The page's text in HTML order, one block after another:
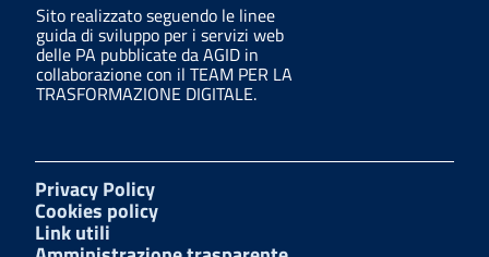
Sito realizzato seguendo le linee
guida di sviluppo per i servizi web
delle PA pubblicate da AGID in
collaborazione con il TEAM PER LA
TRASFORMAZIONE DIGITALE.
Privacy Policy
Cookies policy
Link utili